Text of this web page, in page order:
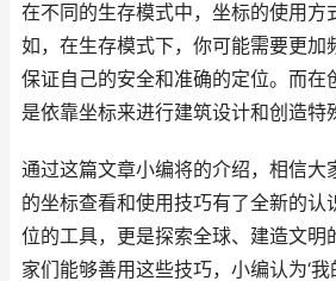
在不同的生存模式中，坐标的使用方
如，在生存模式下，你可能需要更加
保证自己的安全和准确的定位。而在
是依靠坐标来进行建筑设计和创造特
通过这篇文章小编将的介绍，相信大
的坐标查看和使用技巧有了全新的认
位的工具，更是探索全球、建造文明
家们能够善用这些技巧，小编认为‘